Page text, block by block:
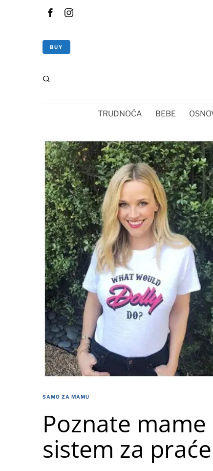
BUY
TRUDNOĆA BEBE
SAMO ZA MAMU
Poznate
sistem za